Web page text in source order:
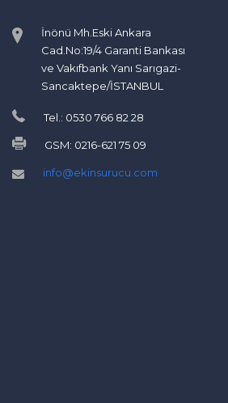
İnönü Mh.Eski Ankara
Cad.No:19/4 Garanti Bankası
ve Vakıfbank Yanı Sarıgazi-
Sancaktepe/İSTANBUL
Tel.: 0530 766 82 28
GSM: 0216-621 75 09
info@ekinsurucu.com